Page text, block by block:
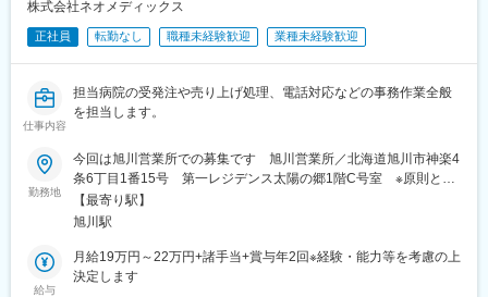
株式会社ネオメディックス
正社員 転勤なし 職種未経験歓迎 業種未経験歓迎
仕事内容
担当病院の受発注や売り上げ処理、電話対応などの事務作業全般
を担当します。
勤務地
今回は旭川営業所での募集です 旭川営業所／北海道旭川市神楽4
条6丁目1番15号 第一レジデンス太陽の郷1階C号室 ※原則とし
て転勤はありません。☆全国拠点☆■札幌本社■札幌北営業所■北
見営業所■旭川営業所■釧路営業所■名寄営業所■帯広営業所■苫小
川営業所
【最寄り駅】
旭川駅
給与
月給19万円～22万円+諸手当+賞与年2回※経験・能力等を考慮の上
決定します